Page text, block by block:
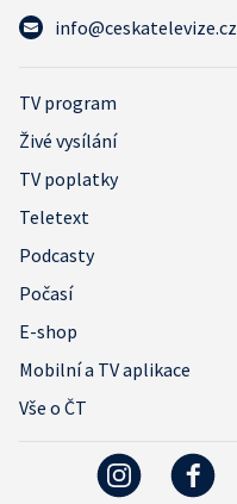
info@ceskatelevize.cz
TV program
Živé vysílání
TV poplatky
Teletext
Podcasty
Počasí
E-shop
Mobilní a TV aplikace
Vše o ČT